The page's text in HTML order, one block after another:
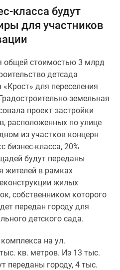
класса будут
для участников
общей стоимостью 3 млрд
детсада
для переселения
земельная
проект застройки
расположенных по улице
из участков концерн
бизнес-класса, 20%
будут переданы
жителей в рамках
жилых
собственником которого
передан городу для
детского сада.
на ул.
кв. метров. Из 13 тыс.
переданы городу, 4 тыс.